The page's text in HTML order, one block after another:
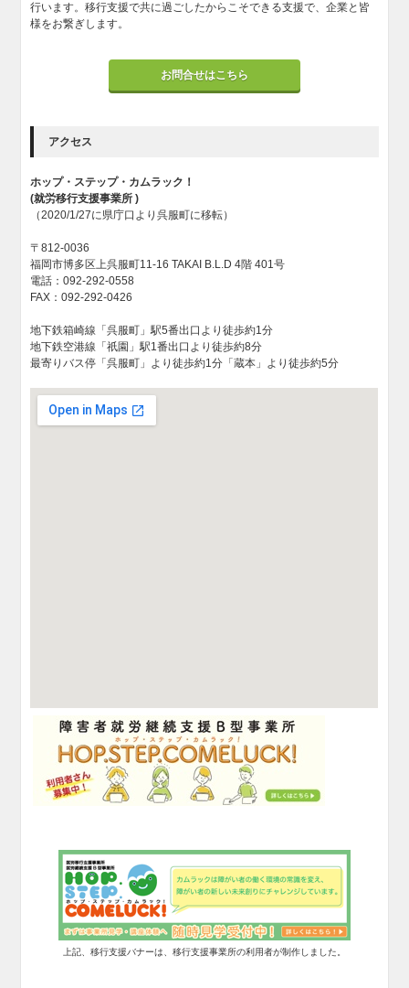
行います。移行支援で共に過ごしたからこそできる支援で、企業と皆
様をお繋ぎします。
お問合せはこちら
アクセス
ホップ・ステップ・カムラック！
(就労移行支援事業所 )
（2020/1/27に県庁口より呉服町に移転）
〒812-0036
福岡市博多区上呉服町11-16 TAKAI B.L.D 4階 401号
電話：092-292-0558
FAX：092-292-0426
地下鉄箱崎線「呉服町」駅5番出口より徒歩約1分
地下鉄空港線「祇園」駅1番出口より徒歩約8分
最寄りバス停「呉服町」より徒歩約1分「蔵本」より徒歩約5分
上記、移行支援バナーは、移行支援事業所の利用者が制作しました。